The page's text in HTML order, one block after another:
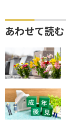
あわせて読む